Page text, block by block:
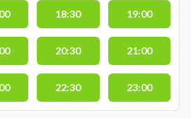
18:30 19:00
20:30 21:00
22:30 23:00